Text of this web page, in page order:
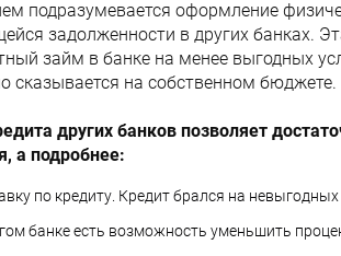
подразумевается оформление
задолженности в других банках.
займ в банке на менее выгодных
сказывается на собственном бюджете.
других банков позволяет
а подробнее:
по кредиту. Кредит брался на
банке есть возможность уменьшить